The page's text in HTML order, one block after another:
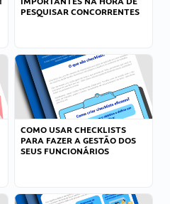
PESQUISAR CONCORRENTES
COMO USAR CHECKLISTS
PARA FAZER A GESTÃO DOS
SEUS FUNCIONÁRIOS